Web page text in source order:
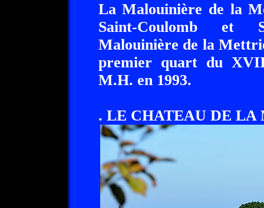
La Malouinière de la
Saint-Coulomb et
Malouinière de la
premier quart du
M.H. en 1993.
. LE CHATEAU DE LA